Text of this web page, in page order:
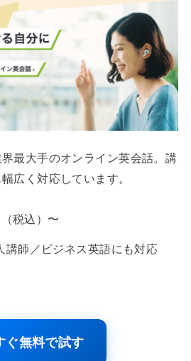
界最大手のオンライン英会話。講
広く対応しています。
税込）〜
講師／ビジネス英語にも対応
ぐ無料で試す